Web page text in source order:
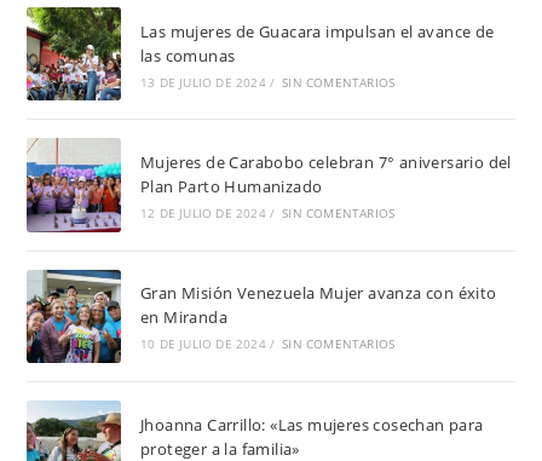
Las mujeres de Guacara impulsan el avance de
las comunas
13 DE JULIO DE 2024 / SIN COMENTARIOS
Mujeres de Carabobo celebran 7° aniversario del
Plan Parto Humanizado
12 DE JULIO DE 2024 / SIN COMENTARIOS
Gran Misión Venezuela Mujer avanza con éxito
en Miranda
10 DE JULIO DE 2024 / SIN COMENTARIOS
Jhoanna Carrillo: «Las mujeres cosechan para
proteger a la familia»